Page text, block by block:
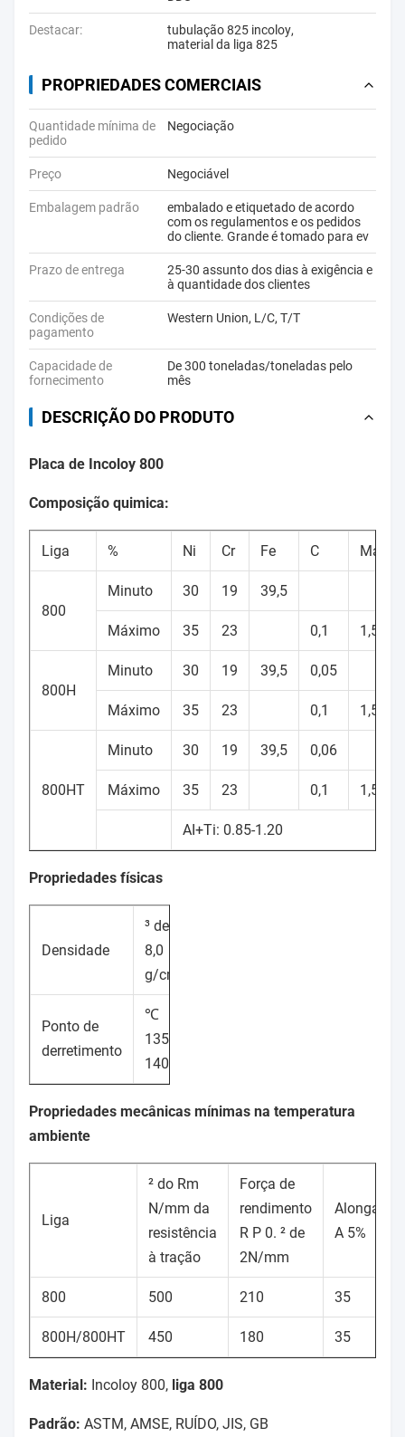
Destacar: tubulação 825 incoloy,
material da liga 825
PROPRIEDADES COMERCIAIS
Quantidade mínima de
pedido
Negociação
Preço Negociável
Embalagem padrão
embalado e etiquetado de acordo
com os regulamentos e os pedidos
do cliente. Grande é tomado para ev
Prazo de entrega
25-30 assunto dos dias à exigência e
à quantidade dos clientes
Condições de
pagamento
Western Union, L/C, T/T
Capacidade de
fornecimento
De 300 toneladas/toneladas pelo
mês
DESCRIÇÃO DO PRODUTO
Placa de Incoloy 800
Composição quimica:
Liga % Ni Cr Fe C
800
Minuto 30 19 39,5
Máximo 35 23 0,1 1,5
800H
Minuto 30 19 39,5 0,05
Máximo 35 23 0,1 1,5
800HT
Minuto 30 19 39,5 0,06
Máximo 35 23 0,1 1,5
AI+Ti: 0.85-1.20
Propriedades físicas
Densidade
³ de
8,0
g/cm
Ponto de
derretimento
℃
1350-
1400
Propriedades mecânicas mínimas na temperatura
ambiente
Liga
² do Rm
N/mm da
resistência
à tração
Força de
rendimento
R P 0. ² de
2N/mm
A 5%
800 500 210 35
800H/800HT 450 180 35
Material: Incoloy 800, liga 800
Padrão: ASTM, AMSE, RUÍDO, JIS, GB